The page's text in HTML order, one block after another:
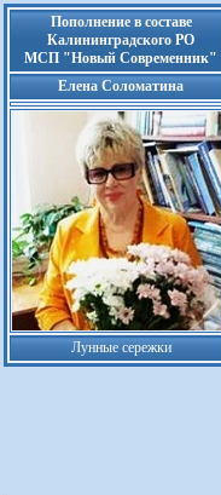
Пополнение в составе
Калининградского РО
МСП "Новый Современник"
Елена Соломатина
Лунные сережки